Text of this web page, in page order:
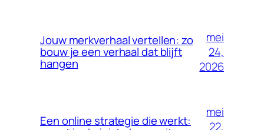
Jouw merkverhaal vertellen: zo
bouw je een verhaal dat blijft
hangen
mei
24,
2026
Een online strategie die werkt:
mei
22,